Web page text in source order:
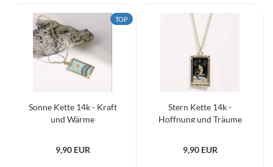
TOP
Sonne Kette 14k - Kraft
und Wärme
9,90 EUR
Stern Kette 14k -
Hoffnung und Träume
9,90 EUR